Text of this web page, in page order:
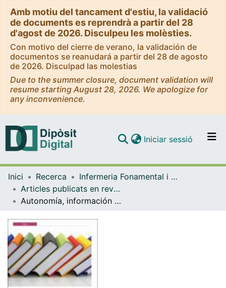
Amb motiu del tancament d'estiu, la validació
de documents es reprendrà a partir del 28
d'agost de 2026. Disculpeu les molèsties.
Con motivo del cierre de verano, la validación de
documentos se reanudará a partir del 28 de agosto
de 2026. Disculpad las molestias
Due to the summer closure, document validation will
resume starting August 28, 2026. We apologize for
any inconvenience.
Navega per tot el DD
Iniciar sessió (current)
Inici Recerca
Infermeria Fonamental i Clínica
Articles publicats en revistes (Infermeria Fonamental i Clínica)
Autonomía, información y cuidado enfermero